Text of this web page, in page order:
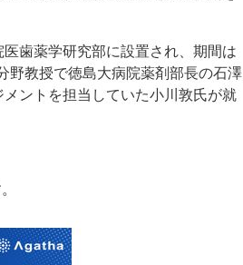
歯薬学研究部に設置され、期間は
野教授で徳島大病院薬剤部長の石澤
ントを担当していた小川敦氏が就